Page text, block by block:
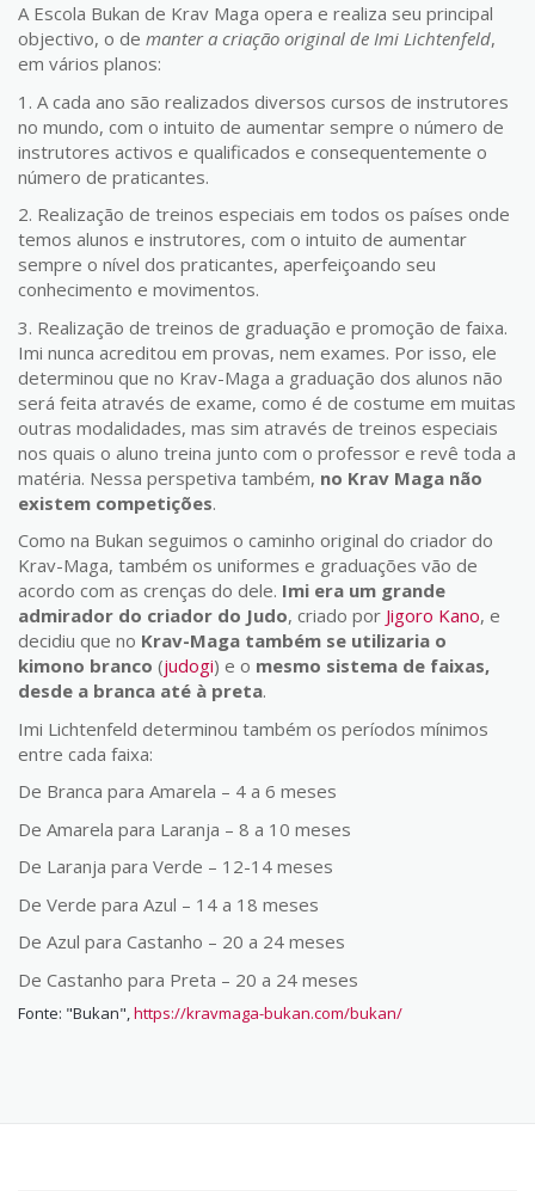
A Escola Bukan de Krav Maga opera e realiza seu principal
objectivo, o de manter a criação original de Imi Lichtenfeld,
em vários planos:
1. A cada ano são realizados diversos cursos de instrutores
no mundo, com o intuito de aumentar sempre o número de
instrutores activos e qualificados e consequentemente o
número de praticantes.
2. Realização de treinos especiais em todos os países onde
temos alunos e instrutores, com o intuito de aumentar
sempre o nível dos praticantes, aperfeiçoando seu
conhecimento e movimentos.
3. Realização de treinos de graduação e promoção de faixa.
Imi nunca acreditou em provas, nem exames. Por isso, ele
determinou que no Krav-Maga a graduação dos alunos não
será feita através de exame, como é de costume em muitas
outras modalidades, mas sim através de treinos especiais
nos quais o aluno treina junto com o professor e revê toda a
matéria. Nessa perspetiva também, no Krav Maga não
existem competições.
Como na Bukan seguimos o caminho original do criador do
Krav-Maga, também os uniformes e graduações vão de
acordo com as crenças do dele. Imi era um grande
admirador do criador do Judo, criado por Jigoro Kano, e
decidiu que no Krav-Maga também se utilizaria o
kimono branco (judogi) e o mesmo sistema de faixas,
desde a branca até à preta.
Imi Lichtenfeld determinou também os períodos mínimos
entre cada faixa:
De Branca para Amarela – 4 a 6 meses
De Amarela para Laranja – 8 a 10 meses
De Laranja para Verde – 12-14 meses
De Verde para Azul – 14 a 18 meses
De Azul para Castanho – 20 a 24 meses
De Castanho para Preta – 20 a 24 meses
Fonte: "Bukan",https://kravmaga-bukan.com/bukan/